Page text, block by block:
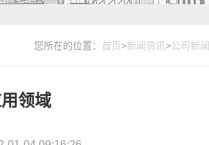
您所在的位置： 首页>新闻资讯>公司新闻
领域